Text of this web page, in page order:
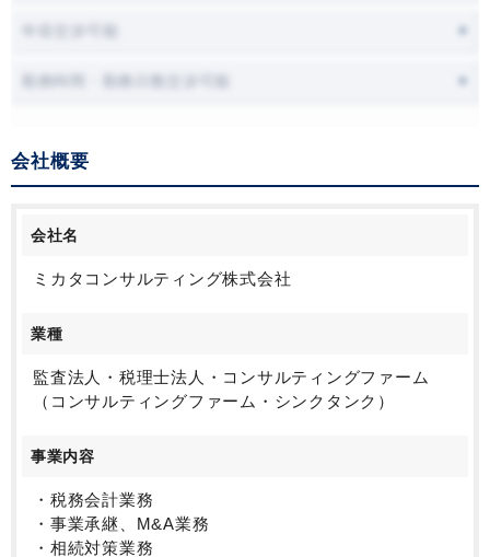
会社概要
会社名
ミカタコンサルティング株式会社
業種
監査法人・税理士法人・コンサルティングファーム
（コンサルティングファーム・シンクタンク）
事業内容
・税務会計業務
・事業承継、M&A業務
・相続対策業務